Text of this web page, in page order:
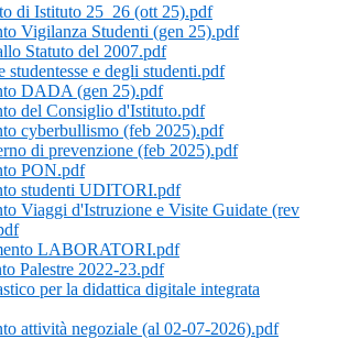
di Istituto 25_26 (ott 25).pdf
Vigilanza Studenti (gen 25).pdf
Statuto del 2007.pdf
studentesse e degli studenti.pdf
DADA (gen 25).pdf
del Consiglio d'Istituto.pdf
cyberbullismo (feb 2025).pdf
di prevenzione (feb 2025).pdf
PON.pdf
studenti UDITORI.pdf
Viaggi d'Istruzione e Visite Guidate (rev
LABORATORI.pdf
Palestre 2022-23.pdf
per la didattica digitale integrata
attività negoziale (al 02-07-2026).pdf